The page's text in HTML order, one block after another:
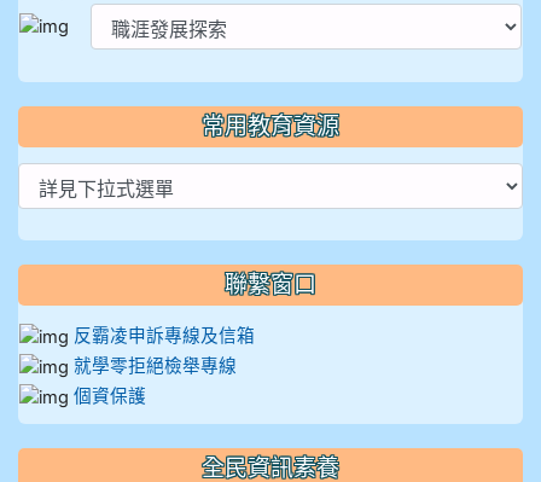
常用教育資源
聯繫窗口
反霸凌申訴專線及信箱
就學零拒絕檢舉專線
個資保護
全民資訊素養